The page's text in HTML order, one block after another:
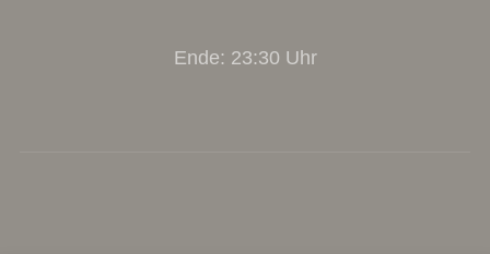
Ende: 23:30 Uhr